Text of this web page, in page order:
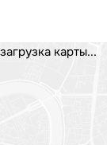
загрузка карты...